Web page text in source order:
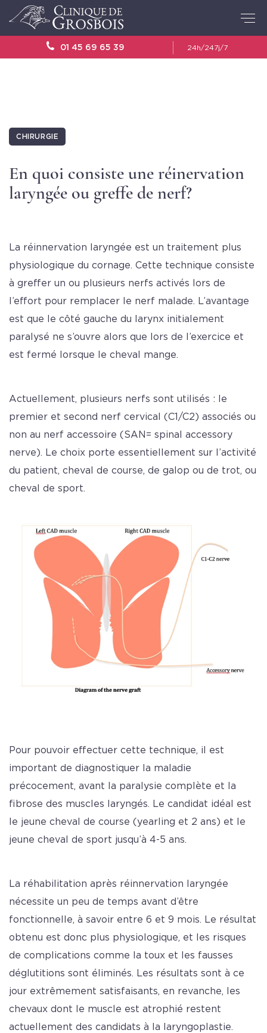
01 45 69 65 39 24h/247j/7
CHIRURGIE
En quoi consiste une réinervation
laryngée ou greffe de nerf?
La réinnervation laryngée est un traitement plus
physiologique du cornage. Cette technique consiste
à greffer un ou plusieurs nerfs activés lors de
l’effort pour remplacer le nerf malade. L’avantage
est que le côté gauche du larynx initialement
paralysé ne s’ouvre alors que lors de l’exercice et
est fermé lorsque le cheval mange.
Actuellement, plusieurs nerfs sont utilisés : le
premier et second nerf cervical (C1/C2) associés ou
non au nerf accessoire (SAN= spinal accessory
nerve). Le choix porte essentiellement sur l’activité
du patient, cheval de course, de galop ou de trot, ou
cheval de sport.
Pour pouvoir effectuer cette technique, il est
important de diagnostiquer la maladie
précocement, avant la paralysie complète et la
fibrose des muscles laryngés. Le candidat idéal est
le jeune cheval de course (yearling et 2 ans) et le
jeune cheval de sport jusqu’à 4-5 ans.
La réhabilitation après réinnervation laryngée
nécessite un peu de temps avant d’être
fonctionnelle, à savoir entre 6 et 9 mois. Le résultat
obtenu est donc plus physiologique, et les risques
de complications comme la toux et les fausses
déglutitions sont éliminés. Les résultats sont à ce
jour extrêmement satisfaisants, en revanche, les
chevaux dont le muscle est atrophié restent
actuellement des candidats à la laryngoplastie.